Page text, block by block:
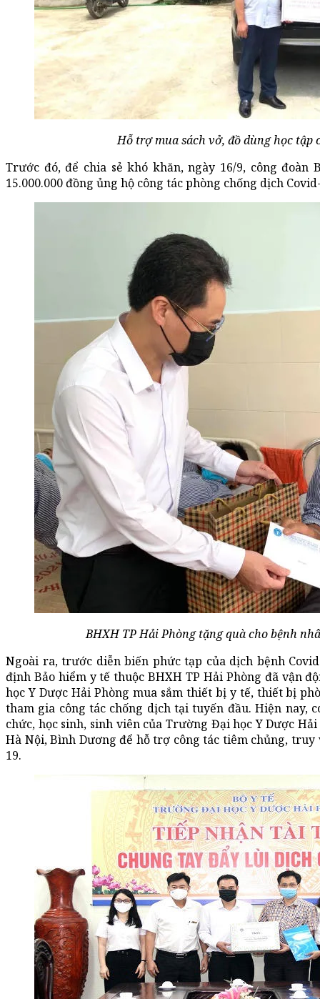
Hỗ trợ mua sách vở, đồ dùng học tập
Trước đó, để chia sẻ khó khăn, ngày 16/9, công đoàn
15.000.000 đồng ủng hộ công tác phòng chống dịch
BHXH TP Hải Phòng tặng quà cho bệnh
Ngoài ra, trước diễn biến phức tạp của dịch bệnh
định Bảo hiểm y tế thuộc BHXH TP Hải Phòng đã vận
học Y Dược Hải Phòng mua sắm thiết bị y tế, thiết bị
tham gia công tác chống dịch tại tuyến đầu. Hiện nay,
chức, học sinh, sinh viên của Trường Đại học Y Dược
Hà Nội, Bình Dương để hỗ trợ công tác tiêm chủng,
19.